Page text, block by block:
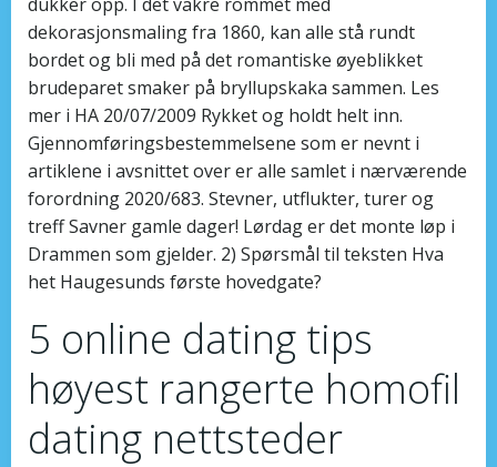
dekorasjonsmaling fra 1860, kan alle stå rundt
bordet og bli med på det romantiske øyeblikket
brudeparet smaker på bryllupskaka sammen. Les
mer i HA 20/07/2009 Rykket og holdt helt inn.
Gjennomføringsbestemmelsene som er nevnt i
artiklene i avsnittet over er alle samlet i nærværende
forordning 2020/683. Stevner, utflukter, turer og
treff Savner gamle dager! Lørdag er det monte løp i
Drammen som gjelder. 2) Spørsmål til teksten Hva
het Haugesunds første hovedgate?
5 online dating tips
høyest rangerte homofil
dating nettsteder